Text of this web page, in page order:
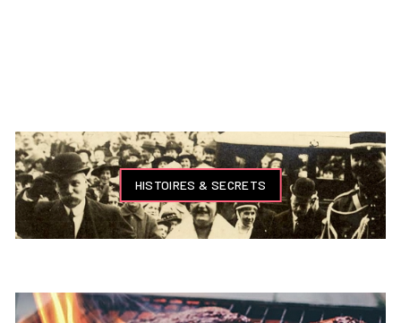
HISTOIRES & SECRETS